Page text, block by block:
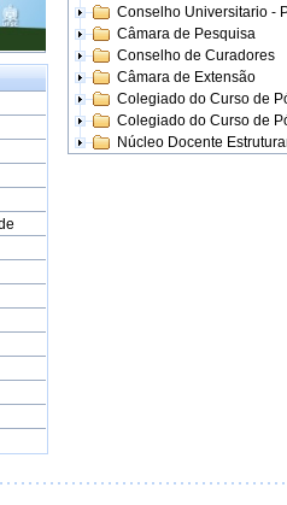
Conselho Universitario -
Câmara de Pesquisa
Conselho de Curadores
Câmara de Extensão
Colegiado do Curso de
Colegiado do Curso de
Núcleo Docente